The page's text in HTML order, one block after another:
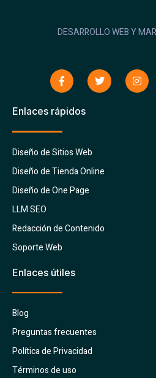
DESARROLLO WEB Y
Enlaces rápidos
Diseño de Sitios Web
Diseño de Tienda Online
Diseño de One Page
LLM SEO
Redacción de Contenido
Soporte Web
Enlaces útiles
Blog
Preguntas frecuentes
Política de Privacidad
Términos de uso